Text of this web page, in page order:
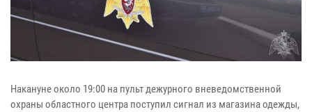
Накануне около 19:00 на пульт дежурного вневедомственной
охраны областного центра поступил сигнал из магазина одежды,